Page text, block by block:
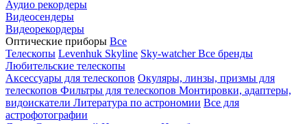
Аудио рекордеры
Видеосендеры
Видеорекордеры
Оптические приборы Все
Телескопы Levenhuk Skyline Sky-watcherВсе бренды
Любительские телескопы
Аксессуары для телескопов Окуляры, линзы, призмы для
телескопов Фильтры для телескопов Монтировки, адаптеры,
видоискатели Литература по астрономии Все для
астрофотографии